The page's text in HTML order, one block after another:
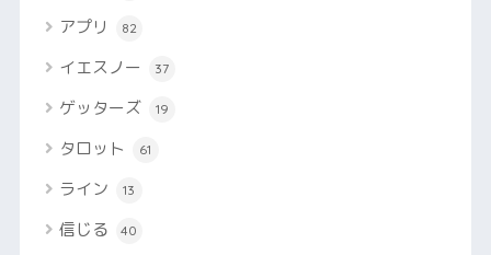
アプリ 82
イエスノー 37
ゲッターズ 19
タロット 61
ライン 13
信じる 40